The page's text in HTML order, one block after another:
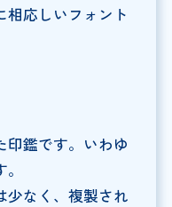
相応しいフォント
印鑑です。いわゆ
少なく、複製され